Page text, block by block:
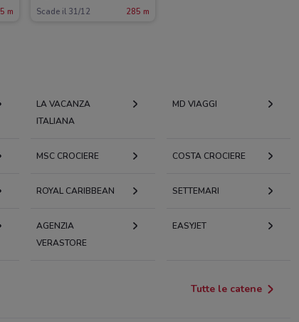
m Scade il 31/12 285 m
LA VACANZA
ITALIANA
MD VIAGGI
MSC CROCIERE COSTA CROCIERE
ROYAL CARIBBEAN SETTEMARI
AGENZIA
VERASTORE
EASYJET
Tutte le catene